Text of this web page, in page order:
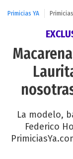
Primicias YA
La modelo,
Federico